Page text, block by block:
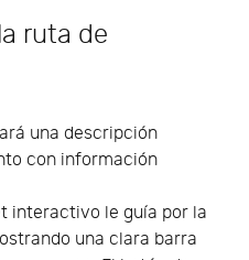
ruta de
una descripción
con información
interactivo le guía por la
una clara barra